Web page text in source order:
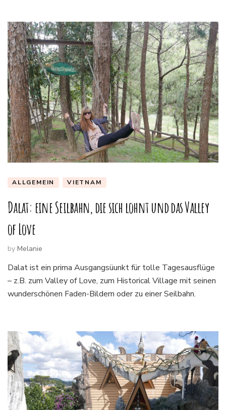
ALLGEMEIN VIETNAM
Dalat: eine Seilbahn, die sich lohnt und das Valley
of Love
by Melanie
Dalat ist ein prima Ausgangsüunkt für tolle Tagesausflüge
– z.B. zum Valley of Love, zum Historical Village mit seinen
wunderschönen Faden-Bildern oder zu einer Seilbahn.